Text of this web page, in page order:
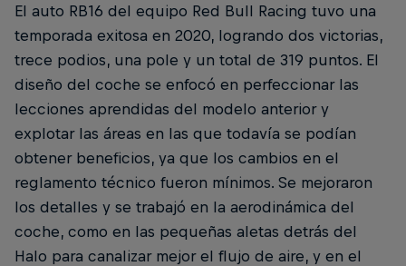
El auto RB16 del equipo Red Bull Racing tuvo una
temporada exitosa en 2020, logrando dos victorias,
trece podios, una pole y un total de 319 puntos. El
diseño del coche se enfocó en perfeccionar las
lecciones aprendidas del modelo anterior y
explotar las áreas en las que todavía se podían
obtener beneficios, ya que los cambios en el
reglamento técnico fueron mínimos. Se mejoraron
los detalles y se trabajó en la aerodinámica del
coche, como en las pequeñas aletas detrás del
Halo para canalizar mejor el flujo de aire, y en el